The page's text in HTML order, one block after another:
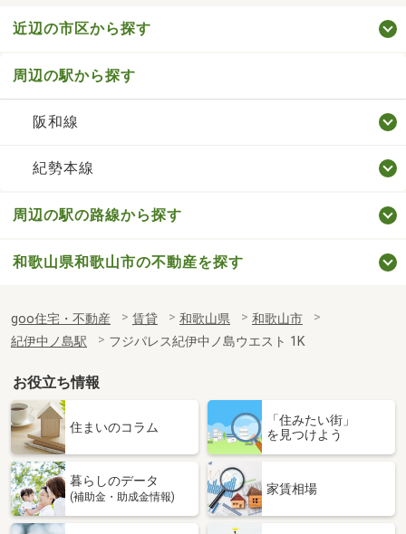
近辺の市区から探す
周辺の駅から探す
阪和線
紀勢本線
周辺の駅の路線から探す
和歌山県和歌山市の不動産を探す
goo住宅・不動産 賃貸 和歌山県
和歌山市
紀伊中ノ島駅
フジパレス紀伊中ノ島ウエスト 1K
お役立ち情報
住まいのコラム
「住みたい街」
を見つけよう
暮らしのデータ
(補助金・助成金情報)
家賃相場